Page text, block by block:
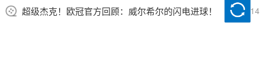
超级杰克！欧冠官方回顾：威尔希尔的闪电进球！ 05-14